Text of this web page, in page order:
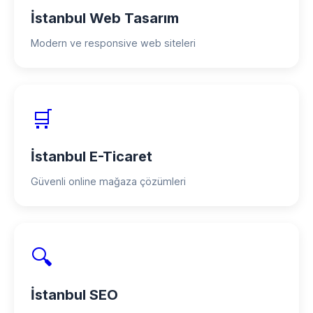
İstanbul Web Tasarım
Modern ve responsive web siteleri
🛒
İstanbul E-Ticaret
Güvenli online mağaza çözümleri
🔍
İstanbul SEO